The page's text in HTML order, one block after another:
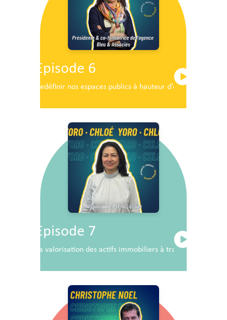
Episode 6
Redéfinir nos espaces publics à hauteur d’enfants
Episode 7
La valorisation des actifs immobiliers à travers la RSE